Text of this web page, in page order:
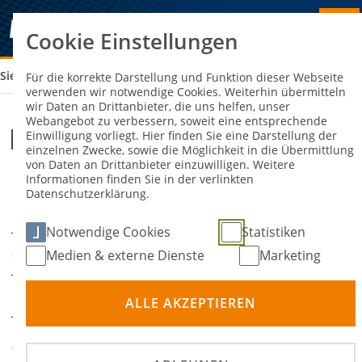
Sie sind hier: RCN 3H RENNEN SCHWEDENKREUZ
RCN 3h Rennen Schwedenkreuz
DATUM
23. Oktober 2026
ORT Nürburgring
Rundstrecke
VERANSTALTER
Rundstrecken Challenge
Cookie Einstellungen
Für die korrekte Darstellung und Funktion dieser Webseite
verwenden wir notwendige Cookies. Weiterhin übermitteln
wir Daten an Drittanbieter, die uns helfen, unser
Webangebot zu verbessern, soweit eine entsprechende
Einwilligung vorliegt. Hier finden Sie eine Darstellung der
einzelnen Zwecke, sowie die Möglichkeit in die Übermittlung
von Daten an Drittanbieter einzuwilligen. Weitere
Informationen finden Sie in der verlinkten
Datenschutzerklärung.
Notwendige Cookies
Statistiken
Medien & externe Dienste
Marketing
ALLE AKZEPTIEREN